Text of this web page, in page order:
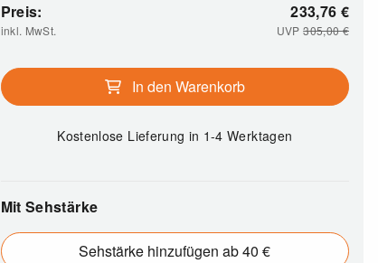
Preis:
inkl. MwSt.
233,76 €
UVP305,00€
In den Warenkorb
Kostenlose Lieferung in 1-4 Werktagen
Mit Sehstärke
Sehstärke hinzufügen ab 40 €